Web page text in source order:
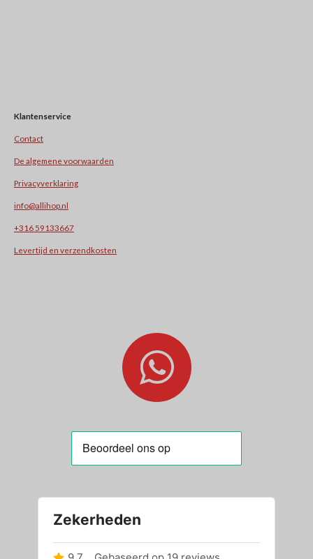
Klantenservice
Contact
De algemene voorwaarden
Privacyverklaring
info@allihop.nl
+31 6 59133667
Levertijd en verzendkosten